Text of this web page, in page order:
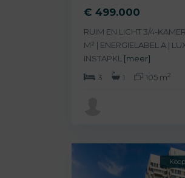
€ 499.000
RUIM EN LICHT 3/4-
M² | ENERGIELABEL A |
INSTAPKL [meer]
3
1 105 m2